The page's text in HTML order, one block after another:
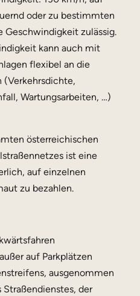
oder zu bestimmten
Geschwindigkeit zulässig.
kann auch mit
flexibel an die
(Verkehrsdichte,
Wartungsarbeiten, …)
österreichischen
ist eine
auf einzelnen
zu bezahlen.
auf Parkplätzen
ausgenommen
der